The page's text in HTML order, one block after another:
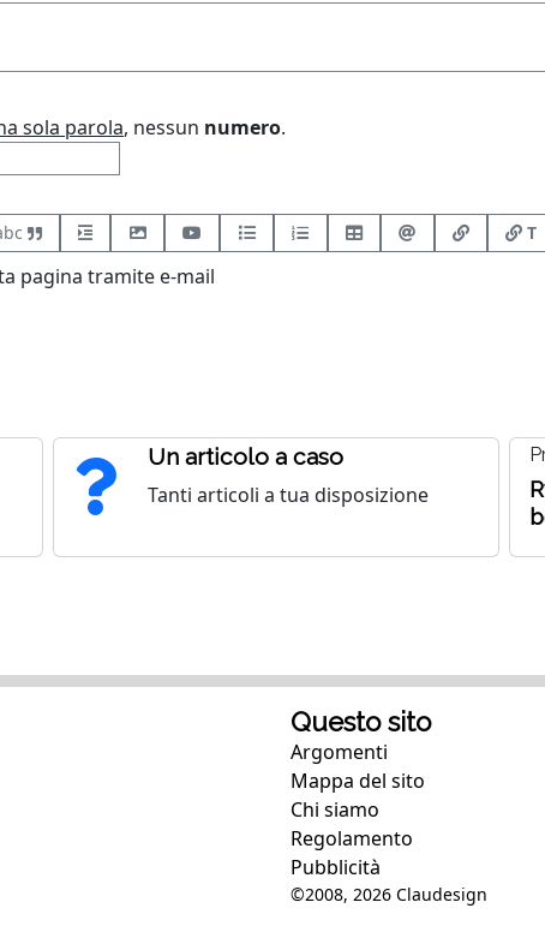
sola parola, nessun numero.
T
pagina tramite e-mail
Un articolo a caso
Tanti articoli a tua disposizione
Questo sito
Argomenti
Mappa del sito
Chi siamo
Regolamento
Pubblicità
©2008, 2026 Claudesign